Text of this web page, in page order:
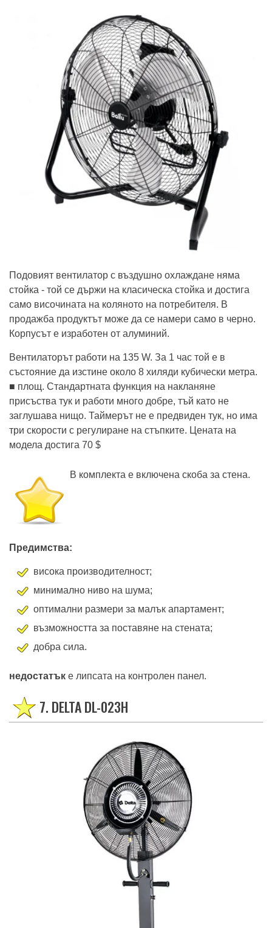
Подовият вентилатор с въздушно охлаждане няма
стойка - той се държи на класическа стойка и достига
само височината на коляното на потребителя. В
продажба продуктът може да се намери само в черно.
Корпусът е изработен от алуминий.
Вентилаторът работи на 135 W. За 1 час той е в
състояние да изстине около 8 хиляди кубически метра.
■ площ. Стандартната функция на накланяне
присъства тук и работи много добре, тъй като не
заглушава нищо. Таймерът не е предвиден тук, но има
три скорости с регулиране на стъпките. Цената на
модела достига 70 $
В комплекта е включена скоба за стена.
Предимства:
висока производителност;
минимално ниво на шума;
оптимални размери за малък апартамент;
възможността за поставяне на стената;
добра сила.
недостатък е липсата на контролен панел.
7. DELTA DL-023H